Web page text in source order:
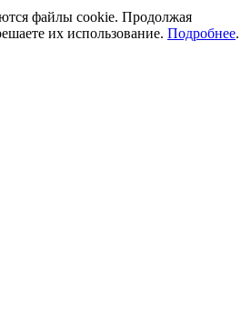
файлы cookie. Продолжая
их использование. Подробнее.